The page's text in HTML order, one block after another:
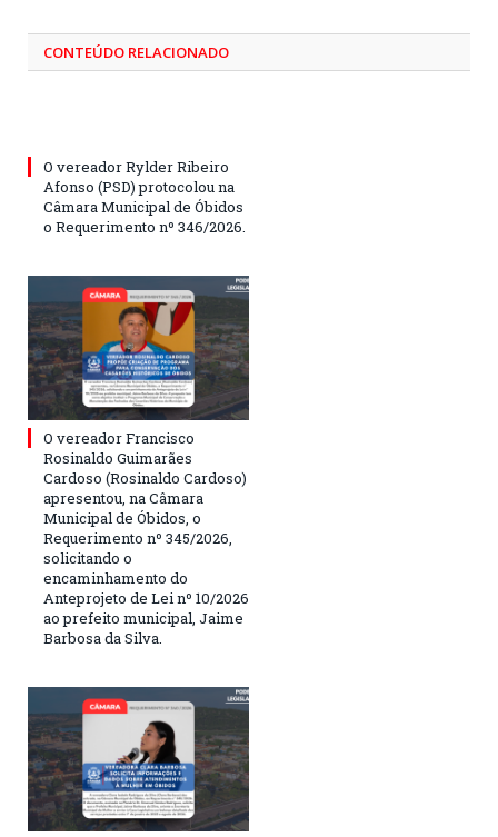
CONTEÚDO RELACIONADO
O vereador Rylder Ribeiro
Afonso (PSD) protocolou na
Câmara Municipal de Óbidos
o Requerimento nº 346/2026.
O vereador Francisco
Rosinaldo Guimarães
Cardoso (Rosinaldo Cardoso)
apresentou, na Câmara
Municipal de Óbidos, o
Requerimento nº 345/2026,
solicitando o
encaminhamento do
Anteprojeto de Lei nº 10/2026
ao prefeito municipal, Jaime
Barbosa da Silva.